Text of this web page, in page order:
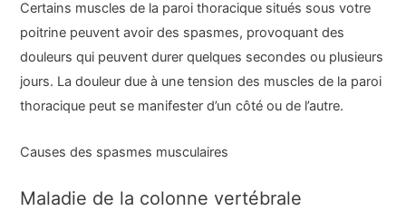
Certains muscles de la paroi thoracique situés sous votre
poitrine peuvent avoir des spasmes, provoquant des
douleurs qui peuvent durer quelques secondes ou plusieurs
jours. La douleur due à une tension des muscles de la paroi
thoracique peut se manifester d’un côté ou de l’autre.
Causes des spasmes musculaires
Maladie de la colonne vertébrale